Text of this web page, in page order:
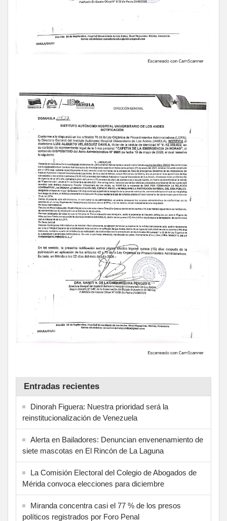
Entradas recientes
Dinorah Figuera: Nuestra prioridad será la
reinstitucionalización de Venezuela
Alerta en Bailadores: Denuncian envenenamiento de
siete mascotas en El Rincón de La Laguna
La Comisión Electoral del Colegio de Abogados de
Mérida convoca elecciones para diciembre
Miranda concentra casi el 77 % de los presos
políticos registrados por Foro Penal